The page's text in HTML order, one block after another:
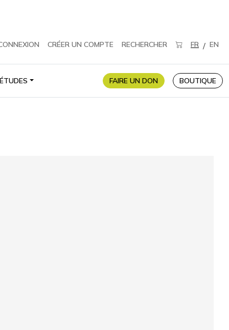
CRÉER UN COMPTE RECHERCHER FR / EN
ÉTUDES FAIRE UN DON BOUTIQUE